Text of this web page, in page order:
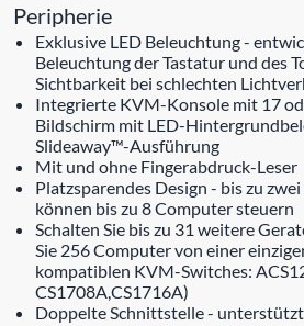
Peripherie
Exklusive LED Beleuchtung -
Beleuchtung der Tastatur und des
Sichtbarkeit bei schlechten
Integrierte KVM-Konsole mit 17
Bildschirm mit LED-
Slideaway™-Ausführung
Mit und ohne Fingerabdruck-Leser
Platzsparendes Design - bis zu
können bis zu 8 Computer steuern
Schalten Sie bis zu 31 weitere
Sie 256 Computer von einer
kompatiblen KVM-Switches:
CS1708A,CS1716A)
Doppelte Schnittstelle -